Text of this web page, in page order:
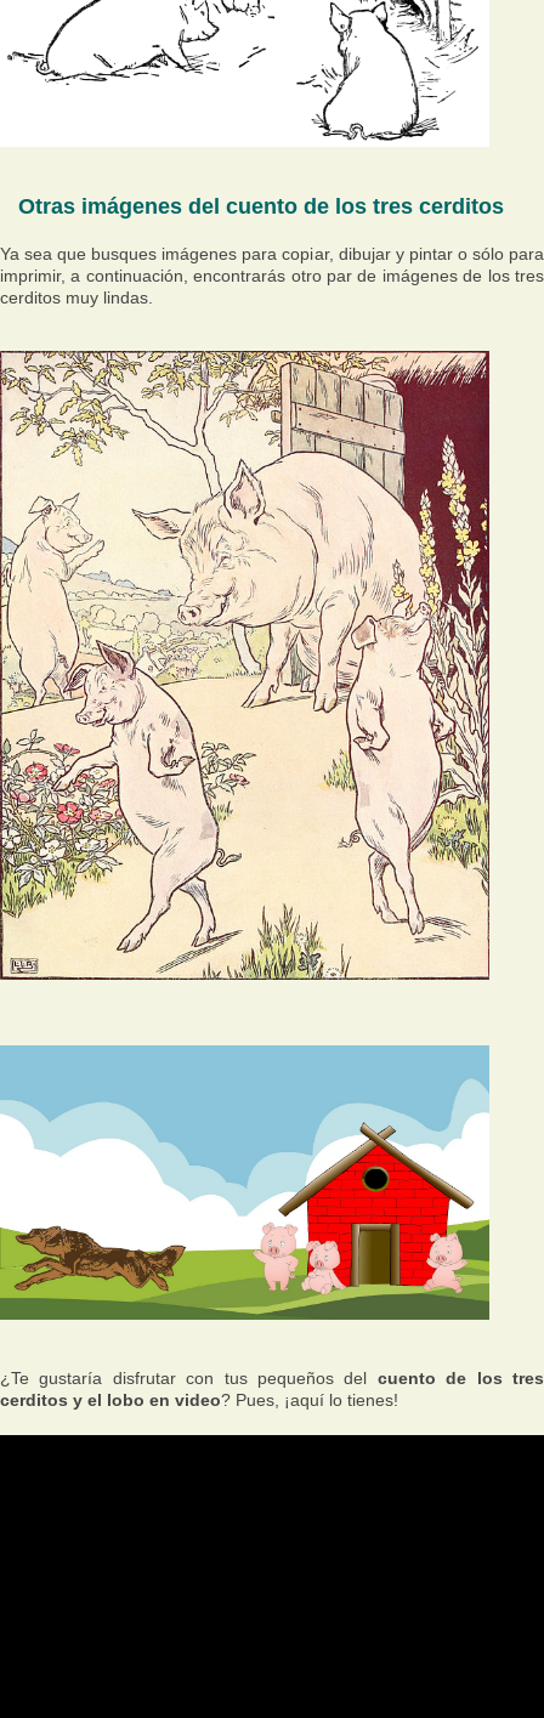
Otras imágenes del cuento de los tres cerditos
Ya sea que busques imágenes para copiar, dibujar y pintar o sólo para
imprimir, a continuación, encontrarás otro par de imágenes de los tres
cerditos muy lindas.
¿Te gustaría disfrutar con tus pequeños del cuento de los tres
cerditos y el lobo en video? Pues, ¡aquí lo tienes!